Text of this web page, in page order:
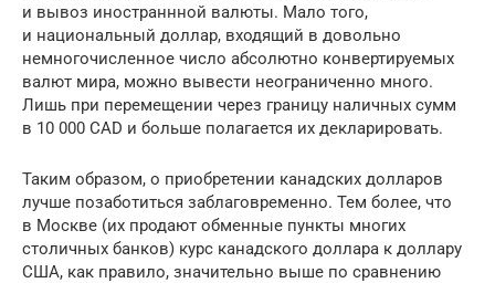
и вывоз иностраннной валюты. Мало того,
и национальный доллар, входящий в довольно
немногочисленное число абсолютно конвертируемых
валют мира, можно вывести неограниченно много.
Лишь при перемещении через границу наличных сумм
в 10 000 CAD и больше полагается их декларировать.
Таким образом, о приобретении канадских долларов
лучше позаботиться заблаговременно. Тем более, что
в Москве (их продают обменные пункты многих
столичных банков) курс канадского доллара к доллару
США, как правило, значительно выше по сравнению